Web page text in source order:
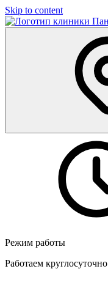
Skip to content
Режим работы
Работаем круглосуточно